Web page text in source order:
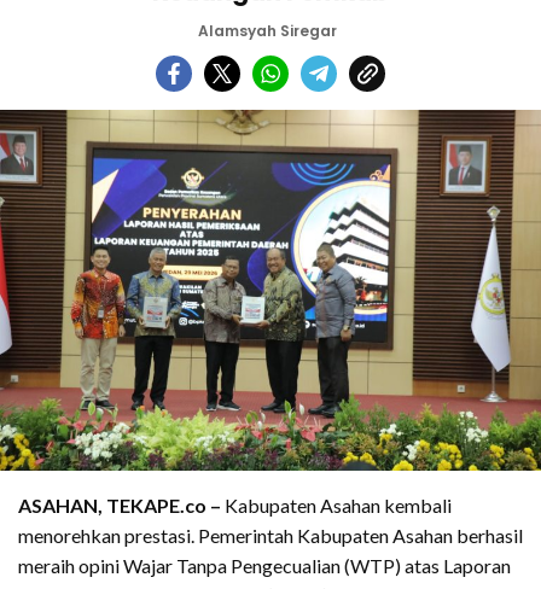
Alamsyah Siregar
ASAHAN, TEKAPE.co – Kabupaten Asahan kembali
menorehkan prestasi. Pemerintah Kabupaten Asahan berhasil
meraih opini Wajar Tanpa Pengecualian (WTP) atas Laporan